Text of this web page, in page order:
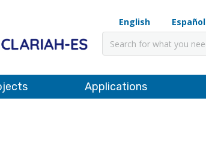
English Español
Pesquisar
Applications